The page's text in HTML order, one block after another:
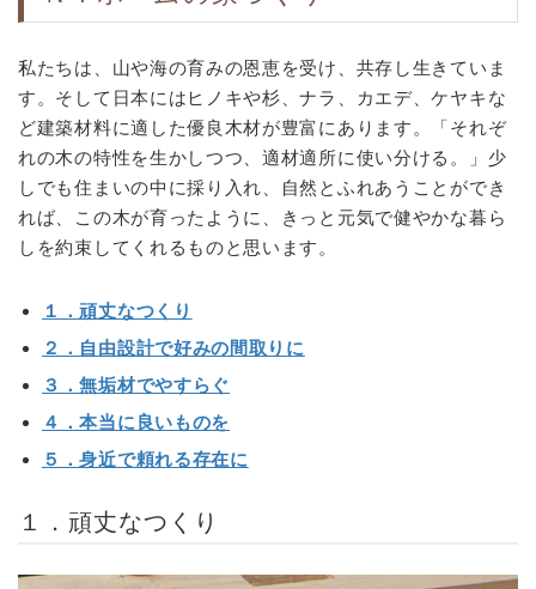
私たちは、山や海の育みの恩恵を受け、共存し生きていま
す。そして日本にはヒノキや杉、ナラ、カエデ、ケヤキな
ど建築材料に適した優良木材が豊富にあります。「それぞ
れの木の特性を生かしつつ、適材適所に使い分ける。」少
しでも住まいの中に採り入れ、自然とふれあうことができ
れば、この木が育ったように、きっと元気で健やかな暮ら
しを約束してくれるものと思います。
１．頑丈なつくり
２．自由設計で好みの間取りに
３．無垢材でやすらぐ
４．本当に良いものを
５．身近で頼れる存在に
１．頑丈なつくり